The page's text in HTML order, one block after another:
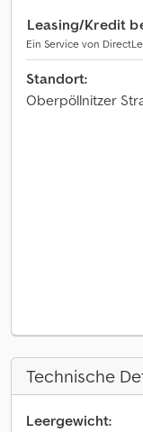
Leasing/Kredit
Ein Service von
Standort:
Oberpöllnitzer
Technische
Leergewicht: